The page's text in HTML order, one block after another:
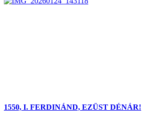
1550, I. FERDINÁND, EZÜST DÉNÁR!